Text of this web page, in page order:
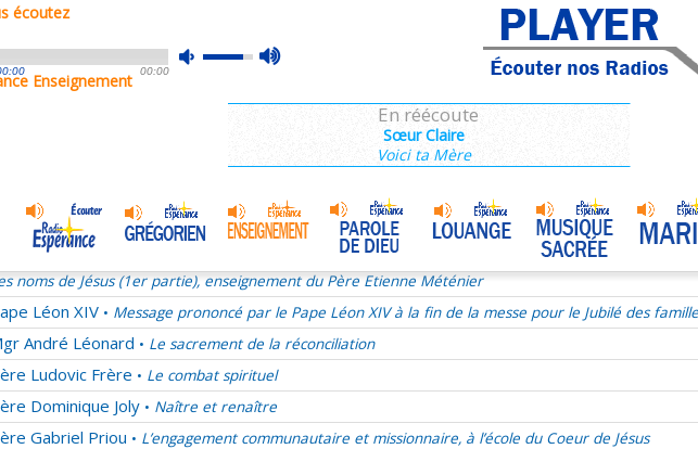
écoutez
mute
max
00:00
Enseignement
En réécoute
Sœur Claire
Voici ta Mère
Ludovic Frère • Homélie du 17e dimanche du TO le 24 juillet 2022
Benoît Rivière
Père Emmanuel du Boisbaudry • Homélie du 9 juillet 2017
Père Guilmard
noms de Jésus (1er partie), enseignement du Père Etienne Méténier
Léon XIV • Message prononcé par le Pape Léon XIV à la fin de la messe pour le Jubilé des
André Léonard • Le sacrement de la réconciliation
Ludovic Frère • Le combat spirituel
Dominique Joly • Naître et renaître
Gabriel Priou • L’engagement communautaire et missionnaire, à l’école du Coeur de Jésus